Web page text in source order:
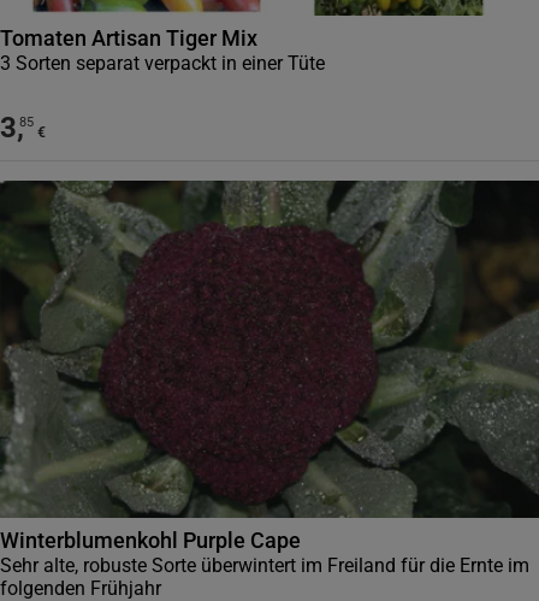
Tomaten Artisan Tiger Mix
3 Sorten separat verpackt in einer Tüte
3,85
€
Winterblumenkohl Purple Cape
Sehr alte, robuste Sorte überwintert im Freiland für die Ernte im
folgenden Frühjahr